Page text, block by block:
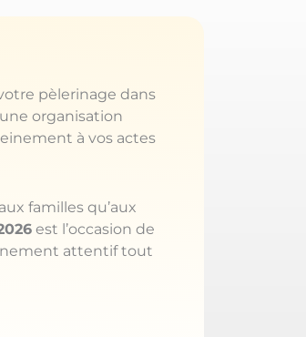
pèlerinage dans
organisation
à vos actes
familles qu’aux
est l’occasion de
attentif tout